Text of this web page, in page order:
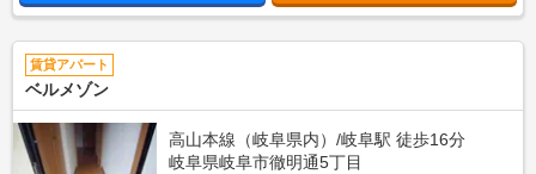
賃貸アパート
ベルメゾン
高山本線（岐阜県内）/岐阜駅 徒歩16分
岐阜県岐阜市徹明通5丁目